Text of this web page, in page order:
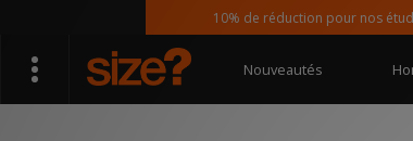
10% de réduction pour nos
Nouveautés